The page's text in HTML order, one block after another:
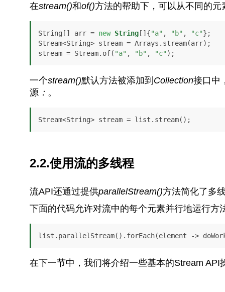
在stream()和of()方法的帮助下，可以从不同的
String[] arr = new String[]{"a" , "b" , "c"};
Stream<String> stream = Arrays.stream(arr);
stream = Stream.of( "a" , "b" , "c" );
一个stream()默认方法被添加到 Collection接口中
源： 。
2.2.使用流的多线程
流API还通过提供parallelStream()方法简化了多
下面的代码允许对流中的每个元素并行地运行方
list.parallelStream().forEach(element ->
在下一节中，我们将介绍一些基本的Stream API